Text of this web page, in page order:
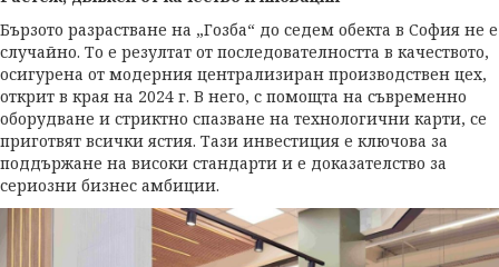
Бързото разрастване на „Гозба“ до седем обекта в София не е
случайно. То е резултат от последователността в качеството,
осигурена от модерния централизиран производствен цех,
открит в края на 2024 г. В него, с помощта на съвременно
оборудване и стриктно спазване на технологични карти, се
приготвят всички ястия. Тази инвестиция е ключова за
поддържане на високи стандарти и е доказателство за
сериозни бизнес амбиции.